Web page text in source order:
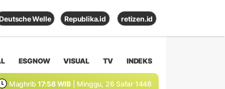
Deutsche Welle Republika.id retizen.id
ESGNOW VISUAL TV INDEKS
Maghrib 17:58 WIB | Minggu, 26 Safar 1448